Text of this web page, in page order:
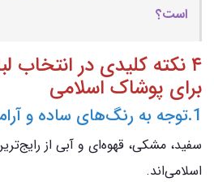
است؟
۴ نکته کلیدی در
برای پوشاک اسلامی
1.توجه به رنگ‌های ساده و آرامش‌بخش:
سفید، مشکی، قهوه‌ای و آبی از
اسلامی‌اند.